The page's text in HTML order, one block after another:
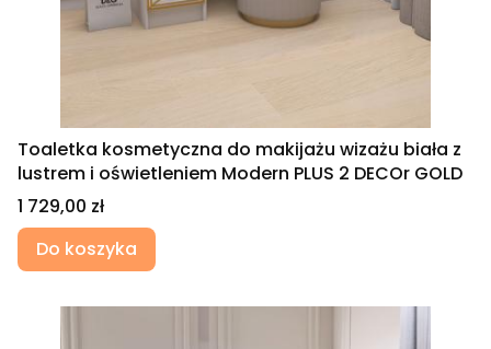
Toaletka kosmetyczna do makijażu wizażu biała z
lustrem i oświetleniem Modern PLUS 2 DECOr GOLD
Cena
1 729,00 zł
Do koszyka